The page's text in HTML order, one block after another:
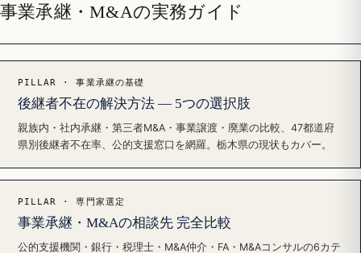
事業承継・M&Aの実務ガイド
PILLAR · 事業承継の基礎
後継者不在の解決方法 — 5つの選択肢
親族内・社内承継・第三者M&A・事業譲渡・廃業の比較、47都道府
県別後継者不在率、公的支援窓口を網羅。栃木県の現状もカバー。
PILLAR · 専門家選定
事業承継・M&Aの相談先 完全比較
公的支援機関・銀行・税理士・M&A仲介・FA・M&Aコンサルの6カテ